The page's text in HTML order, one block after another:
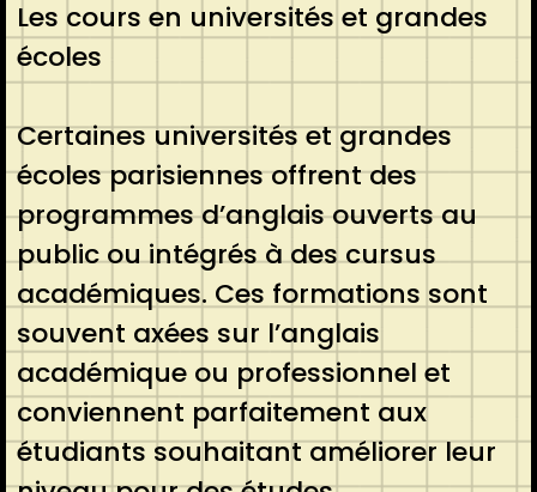
Les cours en universités et grandes
écoles
Certaines universités et grandes
écoles parisiennes offrent des
programmes d’anglais ouverts au
public ou intégrés à des cursus
académiques. Ces formations sont
souvent axées sur l’anglais
académique ou professionnel et
conviennent parfaitement aux
étudiants souhaitant améliorer leur